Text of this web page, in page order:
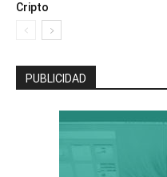
Cripto
PUBLICIDAD